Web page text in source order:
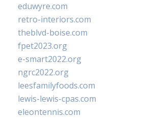
eduwyre.com
retro-interiors.com
theblvd-boise.com
fpet2023.org
e-smart2022.org
ngrc2022.org
leesfamilyfoods.com
lewis-lewis-cpas.com
eleontennis.com